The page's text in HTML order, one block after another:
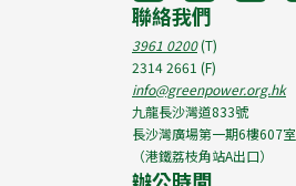
聯絡我們
3961 0200(T)
2314 2661 (F)
info@greenpower.org.hk
九龍長沙灣道833號
長沙灣廣場第一期6樓607室
（港鐵荔枝角站A出口）